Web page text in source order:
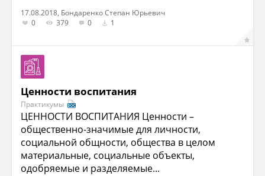
17.08.2018, Бондаренко Степан Юрьевич
0
379 0 1
Ценности воспитания
Практикумы
ЦЕННОСТИ ВОСПИТАНИЯ Ценности –
общественно-значимые для личности,
социальной общности, общества в целом
материальные, социальные объекты,
одобряемые и разделяемые...